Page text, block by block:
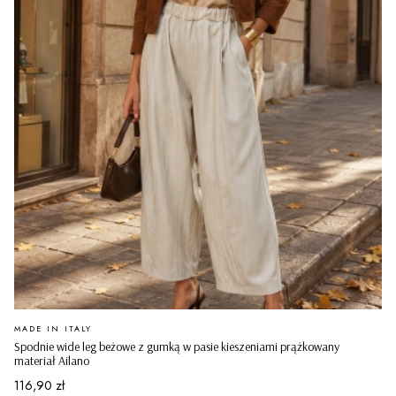
Spodnie wide leg beżowe z gumką w pasie kieszeniami prążkowany
materiał Ailano
PRODUCENT
MADE IN ITALY
Cena
116,90 zł